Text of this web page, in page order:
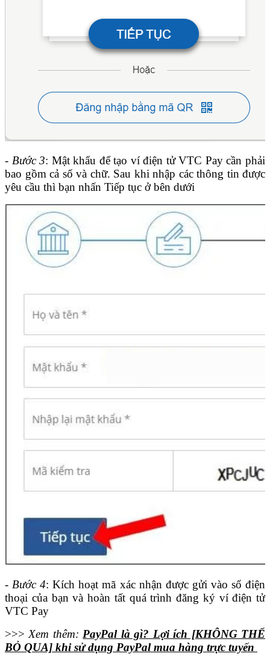
- Bước 3: Mật khẩu để tạo ví điện tử VTC Pay cần phải
bao gồm cả số và chữ. Sau khi nhập các thông tin được
yêu cầu thì bạn nhấn Tiếp tục ở bên dưới
- Bước 4: Kích hoạt mã xác nhận được gửi vào số điện
thoại của bạn và hoàn tất quá trình đăng ký ví điện tử
VTC Pay
>>> Xem thêm: PayPal là gì? Lợi ích [KHÔNG THỂ
BỎ QUA] khi sử dụng PayPal mua hàng trực tuyến